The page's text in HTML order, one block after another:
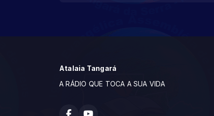
Atalaia Tangará
A RÁDIO QUE TOCA A SUA VIDA